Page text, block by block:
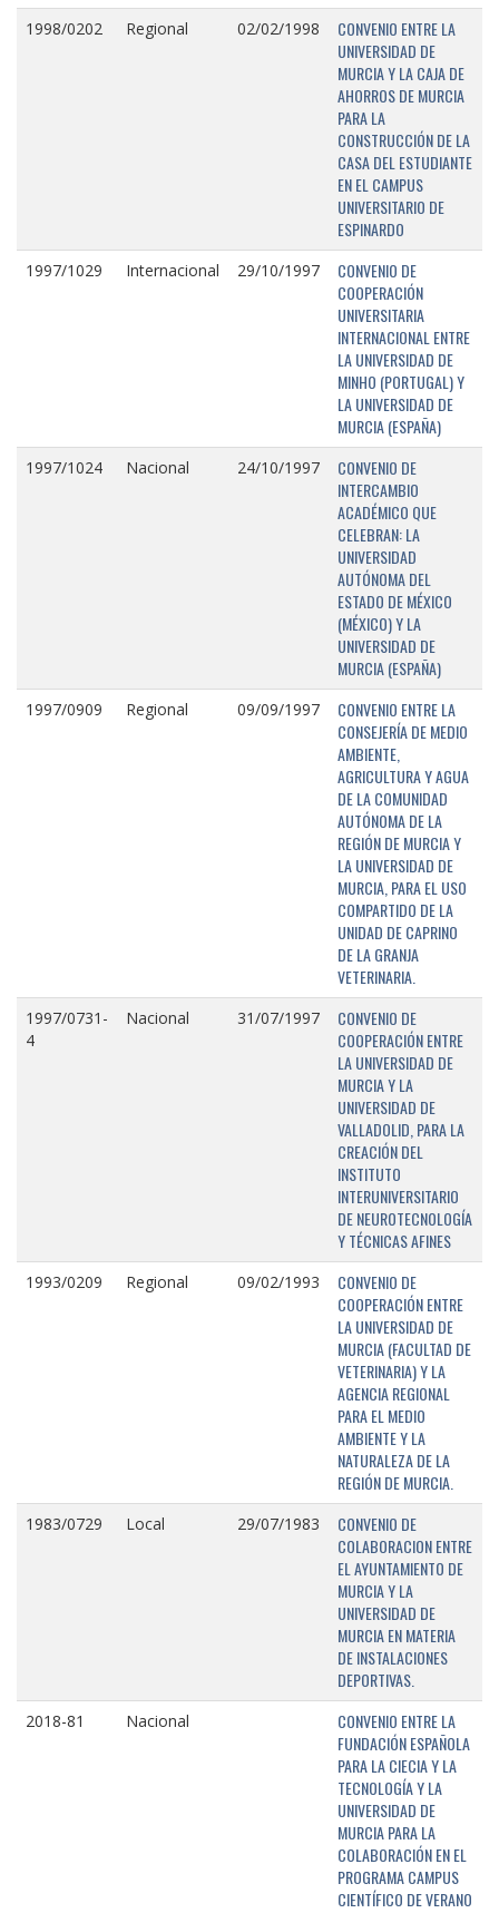
1998/0202 Regional 02/02/1998
CONVENIO ENTRE LA
UNIVERSIDAD DE
MURCIA Y LA CAJA DE
AHORROS DE MURCIA
PARA LA
CONSTRUCCIÓN DE LA
CASA DEL ESTUDIANTE
EN EL CAMPUS
UNIVERSITARIO DE
ESPINARDO
1997/1029 Internacional 29/10/1997
CONVENIO DE
COOPERACIÓN
UNIVERSITARIA
INTERNACIONAL ENTRE
LA UNIVERSIDAD DE
MINHO (PORTUGAL) Y
LA UNIVERSIDAD DE
MURCIA (ESPAÑA)
1997/1024 Nacional 24/10/1997
CONVENIO DE
INTERCAMBIO
ACADÉMICO QUE
CELEBRAN: LA
UNIVERSIDAD
AUTÓNOMA DEL
ESTADO DE MÉXICO
(MÉXICO) Y LA
UNIVERSIDAD DE
MURCIA (ESPAÑA)
1997/0909 Regional 09/09/1997
CONVENIO ENTRE LA
CONSEJERÍA DE MEDIO
AMBIENTE,
AGRICULTURA Y AGUA
DE LA COMUNIDAD
AUTÓNOMA DE LA
REGIÓN DE MURCIA Y
LA UNIVERSIDAD DE
MURCIA, PARA EL USO
COMPARTIDO DE LA
UNIDAD DE CAPRINO
DE LA GRANJA
VETERINARIA.
1997/0731-
4
Nacional 31/07/1997
CONVENIO DE
COOPERACIÓN ENTRE
LA UNIVERSIDAD DE
MURCIA Y LA
UNIVERSIDAD DE
VALLADOLID, PARA LA
CREACIÓN DEL
INSTITUTO
INTERUNIVERSITARIO
DE NEUROTECNOLOGÍA
Y TÉCNICAS AFINES
1993/0209 Regional 09/02/1993
CONVENIO DE
COOPERACIÓN ENTRE
LA UNIVERSIDAD DE
MURCIA (FACULTAD DE
VETERINARIA) Y LA
AGENCIA REGIONAL
PARA EL MEDIO
AMBIENTE Y LA
NATURALEZA DE LA
REGIÓN DE MURCIA.
1983/0729 Local 29/07/1983
CONVENIO DE
COLABORACION ENTRE
EL AYUNTAMIENTO DE
MURCIA Y LA
UNIVERSIDAD DE
MURCIA EN MATERIA
DE INSTALACIONES
DEPORTIVAS.
2018-81 Nacional
CONVENIO ENTRE LA
FUNDACIÓN ESPAÑOLA
PARA LA CIECIA Y LA
TECNOLOGÍA Y LA
UNIVERSIDAD DE
MURCIA PARA LA
COLABORACIÓN EN EL
PROGRAMA CAMPUS
CIENTÍFICO DE VERANO